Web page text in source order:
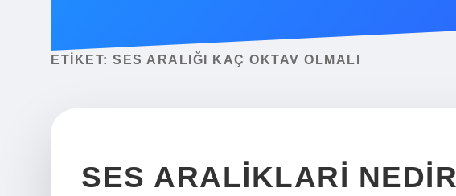
ETIKET: SES ARALIĞI KAÇ OKTAV OLMALI
SES ARALIKLARI NEDIR